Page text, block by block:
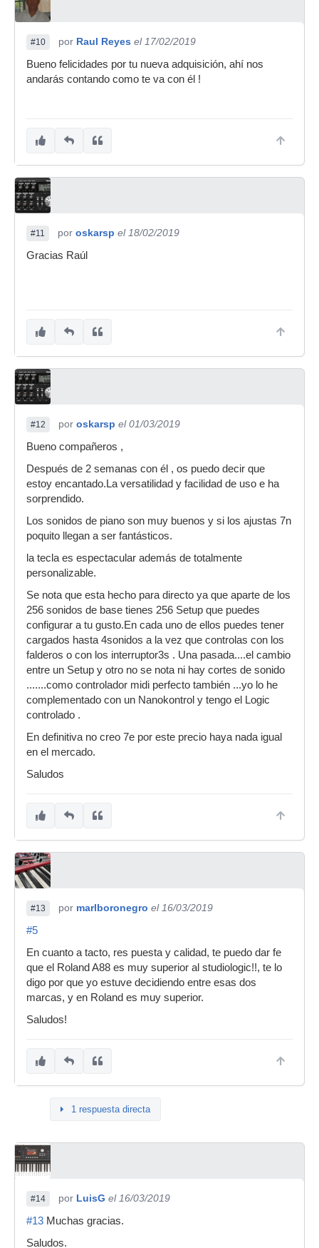
#10 por Raul Reyes el 17/02/2019
Bueno felicidades por tu nueva adquisición, ahí nos
andarás contando como te va con él !
#11 por oskarsp el 18/02/2019
Gracias Raúl
#12 por oskarsp el 01/03/2019
Bueno compañeros ,
Después de 2 semanas con él , os puedo decir que
estoy encantado.La versatilidad y facilidad de uso e ha
sorprendido.
Los sonidos de piano son muy buenos y si los ajustas 7n
poquito llegan a ser fantásticos.
la tecla es espectacular además de totalmente
personalizable.
Se nota que esta hecho para directo ya que aparte de los
256 sonidos de base tienes 256 Setup que puedes
configurar a tu gusto.En cada uno de ellos puedes tener
cargados hasta 4sonidos a la vez que controlas con los
falderos o con los interruptor3s . Una pasada....el cambio
entre un Setup y otro no se nota ni hay cortes de sonido
.......como controlador midi perfecto también ...yo lo he
complementado con un Nanokontrol y tengo el Logic
controlado .
En definitiva no creo 7e por este precio haya nada igual
en el mercado.
Saludos
#13 por marlboronegro el 16/03/2019
#5
En cuanto a tacto, res puesta y calidad, te puedo dar fe
que el Roland A88 es muy superior al studiologic!!, te lo
digo por que yo estuve decidiendo entre esas dos
marcas, y en Roland es muy superior.
Saludos!
1 respuesta directa
#14 por LuisG el 16/03/2019
#13 Muchas gracias.
Saludos.